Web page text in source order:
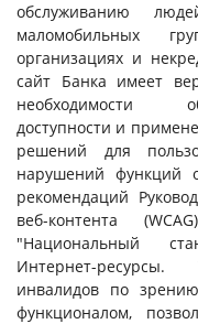
обслуживанию
маломобильных
организациях и
сайт Банка имеет
необходимости
доступности и
решений для
нарушений функций
рекомендаций
веб-контента
"Национальный
Интернет-
инвалидов по
функционалом,